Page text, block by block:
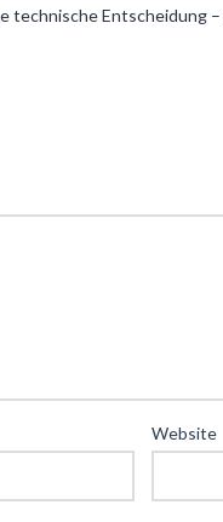
technische Entscheidung
Website